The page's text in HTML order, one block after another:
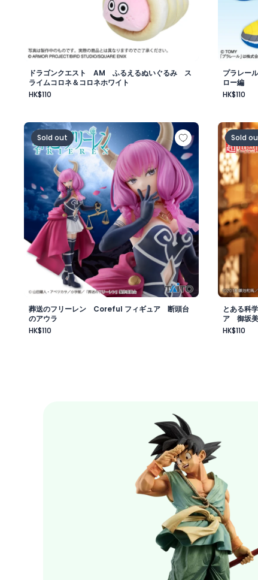
ドラゴンクエスト AM ふるえるぬいぐるみ ス
ライムコロネ＆コロネホワイト
HK$110
プラレー
ロー編
HK$110
葬送のフリーレン Coreful フィギュア 断頭台のア
Sold out
葬送のフリーレン Coreful フィギュア 断頭台
のアウラ
HK$110
とある
Sold
とある科
ア 御坂美
HK$110